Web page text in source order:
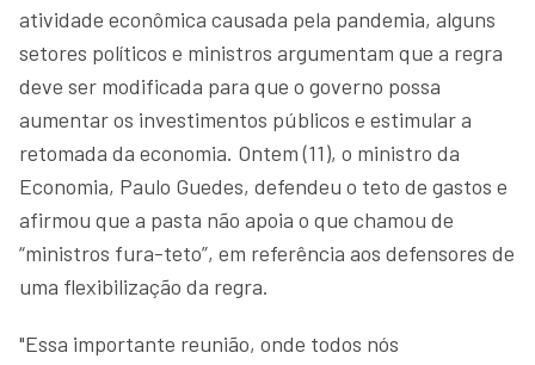
atividade econômica causada pela pandemia, alguns
setores políticos e ministros argumentam que a regra
deve ser modificada para que o governo possa
aumentar os investimentos públicos e estimular a
retomada da economia. Ontem (11), o ministro da
Economia, Paulo Guedes, defendeu o teto de gastos e
afirmou que a pasta não apoia o que chamou de
“ministros fura-teto”, em referência aos defensores de
uma flexibilização da regra.
"Essa importante reunião, onde todos nós